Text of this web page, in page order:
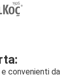
convenienti da